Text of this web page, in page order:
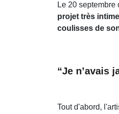
Le 20 septembre
projet très
coulisses de
“Je n’avais
Tout d'abord,